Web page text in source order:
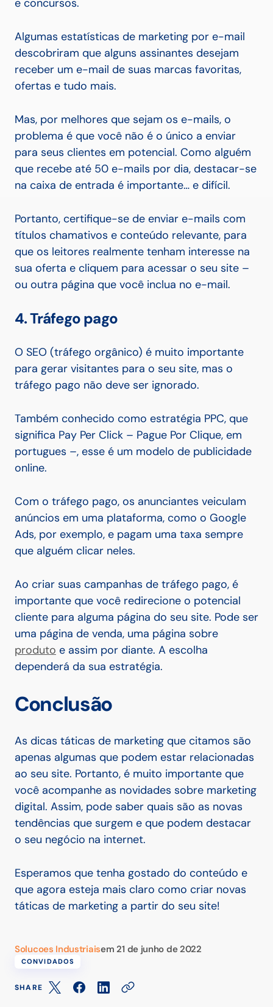
e concursos.
Algumas estatísticas de marketing por e-mail
descobriram que alguns assinantes desejam
receber um e-mail de suas marcas favoritas,
ofertas e tudo mais.
Mas, por melhores que sejam os e-mails, o
problema é que você não é o único a enviar
para seus clientes em potencial. Como alguém
que recebe até 50 e-mails por dia, destacar-se
na caixa de entrada é importante… e difícil.
Portanto, certifique-se de enviar e-mails com
títulos chamativos e conteúdo relevante, para
que os leitores realmente tenham interesse na
sua oferta e cliquem para acessar o seu site –
ou outra página que você inclua no e-mail.
4. Tráfego pago
O SEO (tráfego orgânico) é muito importante
para gerar visitantes para o seu site, mas o
tráfego pago não deve ser ignorado.
Também conhecido como estratégia PPC, que
significa Pay Per Click – Pague Por Clique, em
portugues –, esse é um modelo de publicidade
online.
Com o tráfego pago, os anunciantes veiculam
anúncios em uma plataforma, como o Google
Ads, por exemplo, e pagam uma taxa sempre
que alguém clicar neles.
Ao criar suas campanhas de tráfego pago, é
importante que você redirecione o potencial
cliente para alguma página do seu site. Pode ser
uma página de venda, uma página sobre
produto e assim por diante. A escolha
dependerá da sua estratégia.
Conclusão
As dicas táticas de marketing que citamos são
apenas algumas que podem estar relacionadas
ao seu site. Portanto, é muito importante que
você acompanhe as novidades sobre marketing
digital. Assim, pode saber quais são as novas
tendências que surgem e que podem destacar
o seu negócio na internet.
Esperamos que tenha gostado do conteúdo e
que agora esteja mais claro como criar novas
táticas de marketing a partir do seu site!
Solucoes Industriaisem 21 de junho de 2022
CONVIDADOS
SHARE